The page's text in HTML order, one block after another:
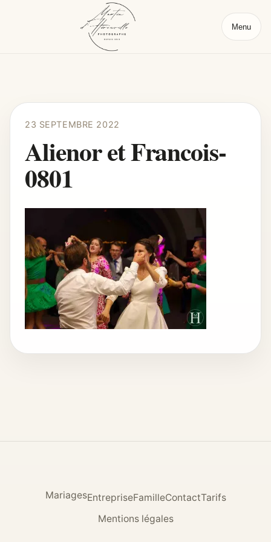
Menu
23 SEPTEMBRE 2022
Alienor et Francois-
0801
MariagesEntrepriseFamilleContactTarifs
Mentions légales